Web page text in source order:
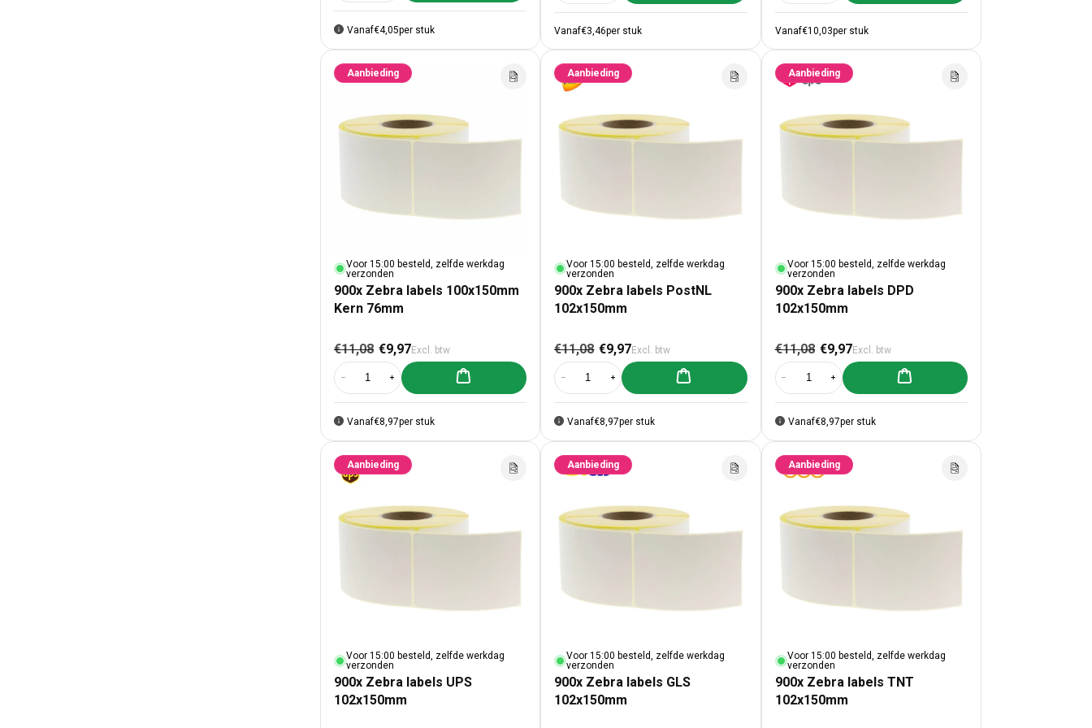
Vanaf€4,05per stuk Vanaf€3,46per stuk Vanaf€10,03per stuk
Aanbieding
Voor 15:00 besteld, zelfde werkdag
verzonden
900x Zebra labels 100x150mm
Kern 76mm
Normale prijs
€11,08 Aanbiedingsprijs
€9,97Excl. btw
Aantal verlagen voor 900x Zebra labels 100x150mm Kern 76mm
Aantal verhogen voor 900x Zebra labels 100x150mm Kern 76mm
Aan winkelwagen toevoegen
Vanaf€8,97per stuk
Aanbieding
Voor 15:00 besteld, zelfde werkdag
verzonden
900x Zebra labels PostNL
102x150mm
Normale prijs
€11,08 Aanbiedingsprijs
€9,97Excl. btw
Aantal verlagen voor 900x Zebra labels PostNL 102x150mm
Aantal verhogen voor 900x Zebra labels PostNL 102x150mm
Aan winkelwagen toevoegen
Vanaf€8,97per stuk
Aanbieding
Voor 15:00 besteld, zelfde werkdag
verzonden
900x Zebra labels DPD
102x150mm
Normale prijs
€11,08 Aanbiedingsprijs
€9,97Excl. btw
Aantal verlagen voor 900x Zebra labels DPD 102x150mm
Aantal verhogen voor 900x Zebra labels DPD
Aan winkelwagen toevoegen
Vanaf€8,97per stuk
Aanbieding
Voor 15:00 besteld, zelfde werkdag
verzonden
900x Zebra labels UPS
102x150mm
Aanbieding
Voor 15:00 besteld, zelfde werkdag
verzonden
900x Zebra labels GLS
102x150mm
Aanbieding
Voor 15:00 besteld, zelfde werkdag
verzonden
900x Zebra labels TNT
102x150mm